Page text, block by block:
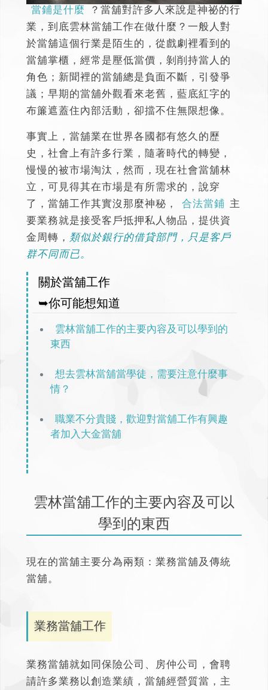
當鋪是什麼
？當舖對許多人來說是神祕的行
業，到底雲林當舖工作在做什麼 ？一般人對
於當舖這個行業是陌生的，從戲劇裡看到的
當舖掌櫃，經常是壓低當價，剝削持當人的
角色；新聞裡的當舖總是負面不斷，引發爭
議；早期的當舖外觀看來老舊，藍底紅字的
布簾遮蓋住內部活動，卻擋不住無限想像。
事實上，當舖業在世界各國都有悠久的歷
史，社會上有許多行業，隨著時代的轉變，
慢慢的被市場淘汰，然而，現在社會當舖林
立，可見得其在市場是有所需求的，說穿
了，當舖工作其實沒那麼神秘，
合法當鋪 主
要業務就是接受客戶抵押私人物品，提供資
金周轉， 類似於銀行的借貸部門，只是客戶
群不同而已。
關於當舖工作
➥你可能想知道
雲林當舖工作的主要內容及可以學到的
東西
想去雲林當舖當學徒，需要注意什麼事
情？
職業不分貴賤，歡迎對當舖工作有興趣
者加入大金當舖
雲林當舖工作的主要內容及可以
學到的東西
現在的當舖主要分為兩類：業務當舖及傳統
當舖。
業務當舖工作
業務當舖就如同保險公司、房仲公司，會聘
請許多業務以創造業績，當舖經營質當，主